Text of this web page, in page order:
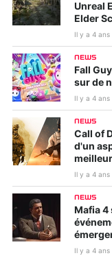
Unreal
Elder
Il y a 4 ans
NEWS
Fall
sur de
Il y a 4 ans
NEWS
Call of
d'un
Il y a 4 ans
NEWS
Mafia
Il y a 4 ans